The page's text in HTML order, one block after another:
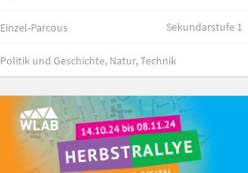
Einzel-Parcous Sekundarstufe 1
Politik und Geschichte, Natur, Technik